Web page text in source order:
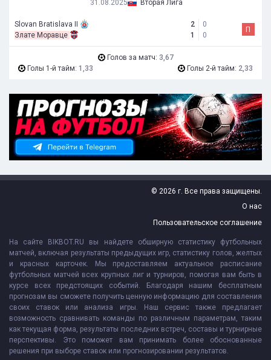
31.08.2025 Вторая Лига
Slovan Bratislava II
Злате Моравце
2
1
0
0
П
Голов за матч: 3,67
Голы 1-й тайм: 1,33 Голы 2-й тайм: 2,33
© 2026 г. Все права защищены.
О нас
Пользовательское соглашение
На сайте BIKBOT.RU вы найдете обширную статистику футбольных
матчей, включая результаты предыдущих игр, статистику голов, желтых
и красных карточек. Мы предоставляем актуальное расписание
футбольных матчей всех крупных лиг и турниров, помогая вам быть в
курсе всех предстоящих событий. Благодаря нашим бесплатным
прогнозам вы сможете получить ценную информацию для составления
своих ставок или анализа игры. Наш сервис также предлагает
возможность сравнивать команды по различным параметрам, таким
как текущая форма, результаты последних встреч, составы и турнирные
перспективы. Это поможет вам принимать более обоснованные
решения при выборе ставок или прогнозировании результатов.